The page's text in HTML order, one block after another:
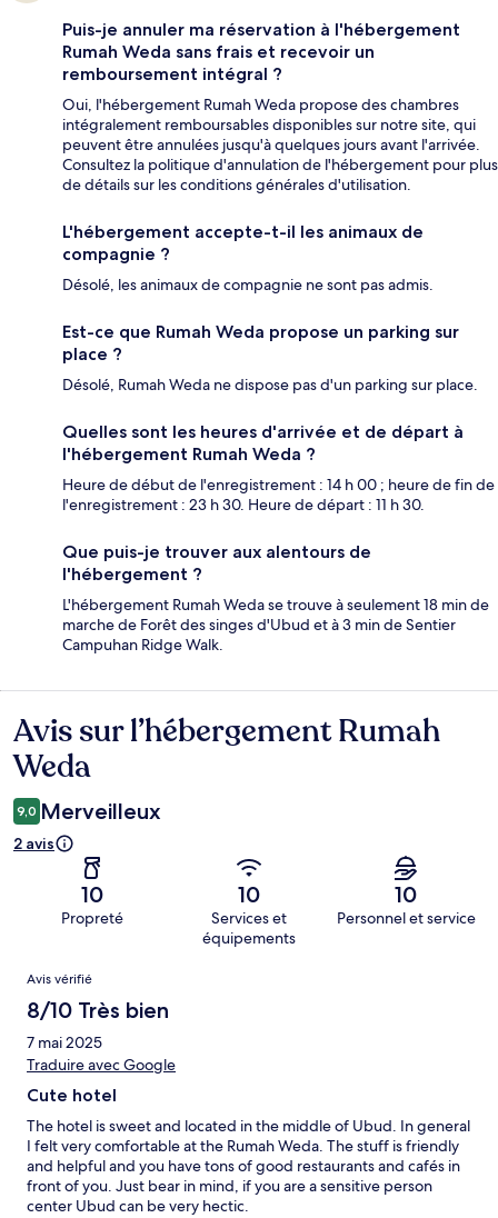
Puis-je annuler ma réservation à l'hébergement
Rumah Weda sans frais et recevoir un
remboursement intégral ?
Oui, l'hébergement Rumah Weda propose des chambres
intégralement remboursables disponibles sur notre site, qui
peuvent être annulées jusqu'à quelques jours avant l'arrivée.
Consultez la politique d'annulation de l'hébergement pour plus
de détails sur les conditions générales d'utilisation.
L'hébergement accepte-t-il les animaux de
compagnie ?
Désolé, les animaux de compagnie ne sont pas admis.
Est-ce que Rumah Weda propose un parking sur
place ?
Désolé, Rumah Weda ne dispose pas d'un parking sur place.
Quelles sont les heures d'arrivée et de départ à
l'hébergement Rumah Weda ?
Heure de début de l'enregistrement : 14 h 00 ; heure de fin de
l'enregistrement : 23 h 30. Heure de départ : 11 h 30.
Que puis-je trouver aux alentours de
l'hébergement ?
L'hébergement Rumah Weda se trouve à seulement 18 min de
marche de Forêt des singes d'Ubud et à 3 min de Sentier
Campuhan Ridge Walk.
Avis
Avis sur l’hébergement Rumah
Weda
9,0 Merveilleux
2 avis
10
Propreté
10
Services et
équipements
10
Personnel et service
Avis
Avis vérifié
8/10 Très bien
7 mai 2025
Traduire avec Google
Cute hotel
The hotel is sweet and located in the middle of Ubud. In general
I felt very comfortable at the Rumah Weda. The stuff is friendly
and helpful and you have tons of good restaurants and cafés in
front of you. Just bear in mind, if you are a sensitive person
center Ubud can be very hectic.